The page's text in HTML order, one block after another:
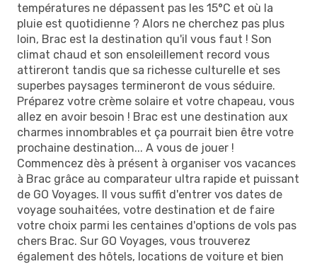
températures ne dépassent pas les 15°C et où la
pluie est quotidienne ? Alors ne cherchez pas plus
loin, Brac est la destination qu'il vous faut ! Son
climat chaud et son ensoleillement record vous
attireront tandis que sa richesse culturelle et ses
superbes paysages termineront de vous séduire.
Préparez votre crème solaire et votre chapeau, vous
allez en avoir besoin ! Brac est une destination aux
charmes innombrables et ça pourrait bien être votre
prochaine destination... A vous de jouer !
Commencez dès à présent à organiser vos vacances
à Brac grâce au comparateur ultra rapide et puissant
de GO Voyages. Il vous suffit d'entrer vos dates de
voyage souhaitées, votre destination et de faire
votre choix parmi les centaines d'options de vols pas
chers Brac. Sur GO Voyages, vous trouverez
également des hôtels, locations de voiture et bien